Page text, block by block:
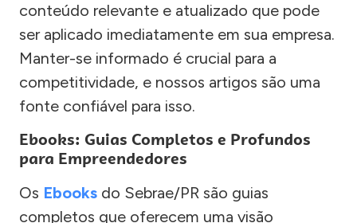
conteúdo relevante e atualizado que pode
ser aplicado imediatamente em sua empresa.
Manter-se informado é crucial para a
competitividade, e nossos artigos são uma
fonte confiável para isso.
Ebooks: Guias Completos e Profundos
para Empreendedores
Os Ebooks do Sebrae/PR são guias
completos que oferecem uma visão